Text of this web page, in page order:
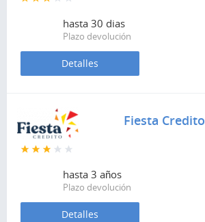
hasta 30 dias
Plazo devolución
Detalles
Fiesta Credito
hasta 3 años
Plazo devolución
Detalles